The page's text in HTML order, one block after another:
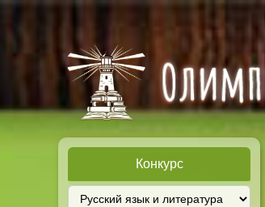
Конкурс